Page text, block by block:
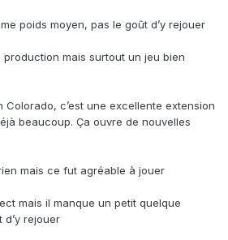
poids moyen, pas le goût d’y rejouer
production mais surtout un jeu bien
Colorado, c’est une excellente extension
beaucoup. Ça ouvre de nouvelles
mais ce fut agréable à jouer
mais il manque un petit quelque
rejouer